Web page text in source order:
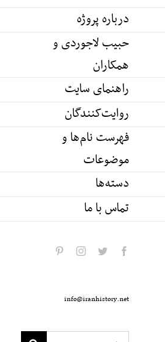
درباره پروژه
حبیب لاجوردی و
همکاران
راهنمای سایت
روایت‌کنندگان
فهرست نام‌ها و
موضوعات
دسته‌ها
تماس با ما
facebook
twitter
instagram
info@iranhistory.net